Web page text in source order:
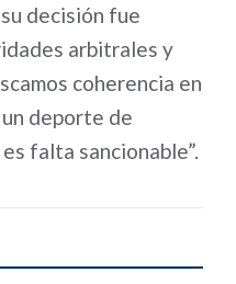
decisión fue
arbitrales y
coherencia en
deporte de
falta sancionable”.